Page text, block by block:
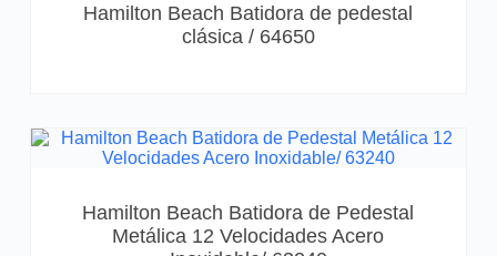
Hamilton Beach Batidora de pedestal
clásica / 64650
Hamilton Beach Batidora de Pedestal
Metálica 12 Velocidades Acero